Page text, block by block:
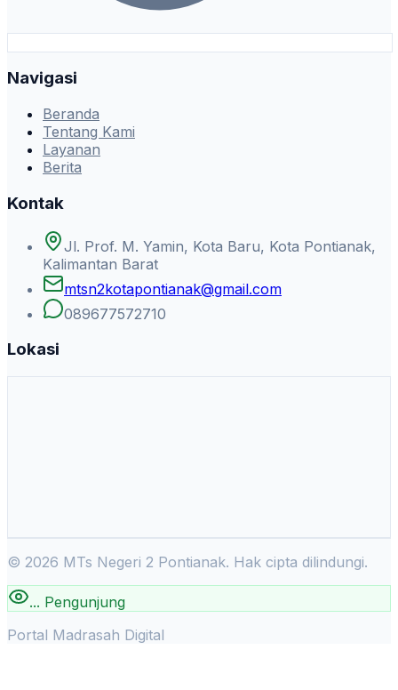
Navigasi
Beranda
Tentang Kami
Layanan
Berita
Kontak
Jl. Prof. M. Yamin, Kota Baru, Kota Pontianak,
Kalimantan Barat
mtsn2kotapontianak@gmail.com
089677572710
Lokasi
© 2026 MTs Negeri 2 Pontianak. Hak cipta dilindungi.
... Pengunjung
Portal Madrasah Digital